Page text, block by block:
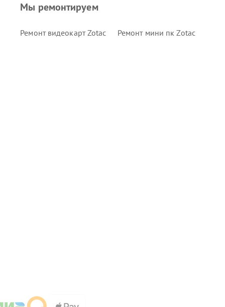
Мы ремонтируем
Ремонт видеокарт Zotac Ремонт мини пк Zotac